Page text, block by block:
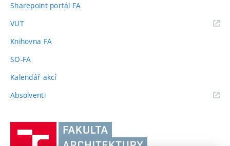
Sharepoint portál FA
VUT(externí
Knihovna FA
SO-FA
Kalendář akcí
Absolventi(externí